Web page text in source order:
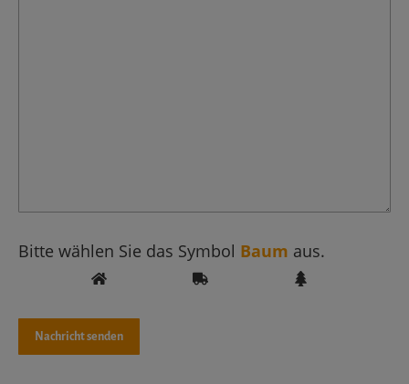
Bitte wählen Sie das Symbol Baum aus.